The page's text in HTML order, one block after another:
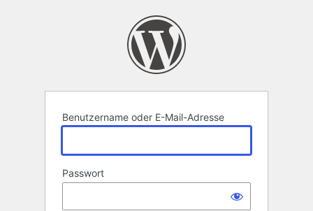
Benutzername oder E-Mail-Adresse
Passwort